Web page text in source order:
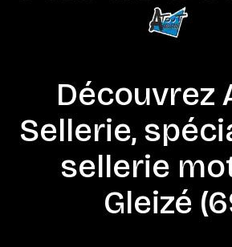
Découvrez
Sellerie,
sellerie
Gleizé